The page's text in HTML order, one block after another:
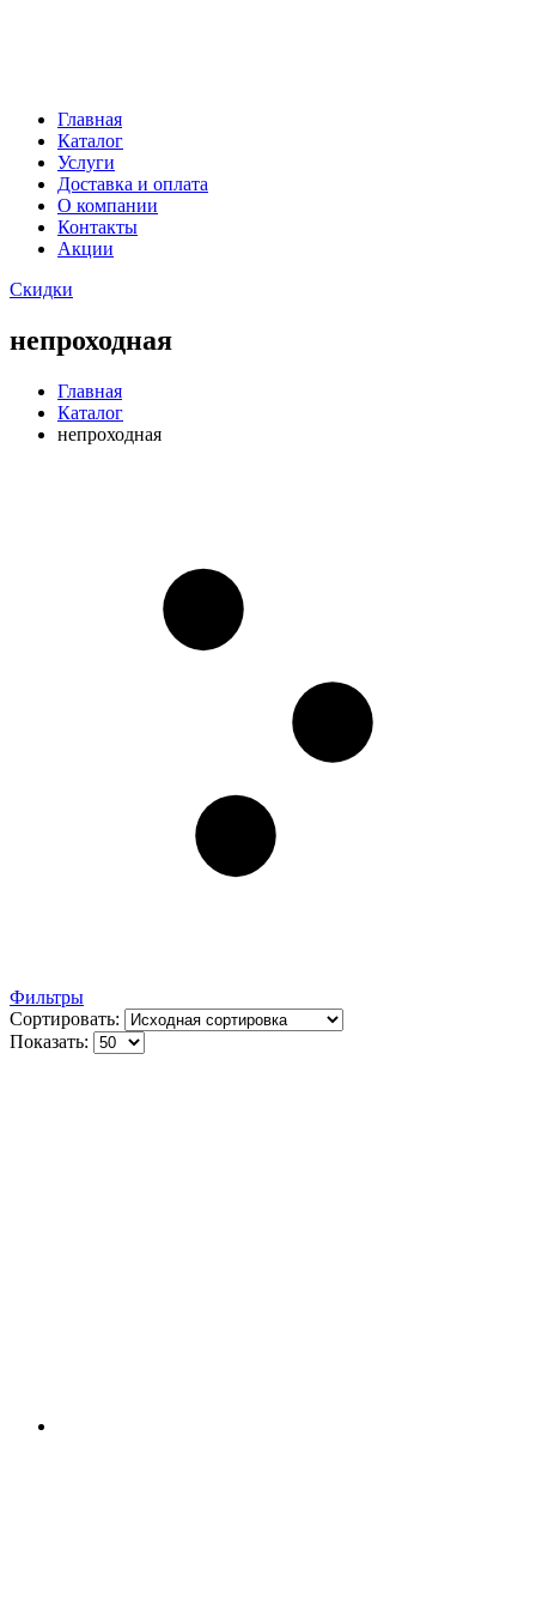
Главная
Каталог
Услуги
Доставка и оплата
О компании
Контакты
Акции
Скидки
непроходная
Главная
Каталог
непроходная
Фильтры
Сортировать:
Показать: